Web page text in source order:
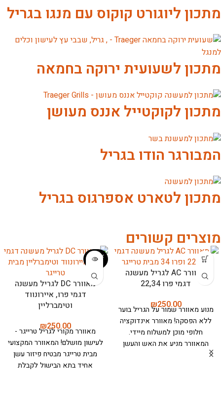
מתכון ליוגורט קוקוס עם מנגו בגריל
מתכון לשעועית ירוקה בחמאה
מתכון לקוקטייל אננס מעושן
המבורגר הודו בגריל
מתכון לטארט אספרגוס בגריל
מוצרים קשורים
מאוורר AC לגריל מעשנה
דגמי פרו 22,34
₪250.00מנוע מאווררשמור על הגריל בוער
ללא הפסקה! מאוורר אינדוקציה
חלופי מוכן למשלוח מיידי.
המאוורר מניע את האש והעשן
אזל המ
לאי
מאוורר DC לגריל מעשנה
דגמי פרו, איירונווד
וטימברליין
₪250.00
מאוורר מקורי לגריל טרייגר -
לעישון מושלם! המאוורר המקצועי
מבית טרייגר מבטיח פיזור עשן
אחיד בתא הבישול לקבלת